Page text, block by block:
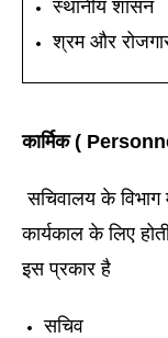
स्थानीय शासन
श्रम और
कार्मिक (
सचिवालय के विभाग
कार्यकाल के लिए
इस प्रकार है
सचिव